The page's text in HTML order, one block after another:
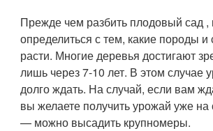
Прежде чем разбить плодовый сад ,
определиться с тем, какие породы и
расти. Многие деревья достигают
лишь через 7-10 лет. В этом случае
долго ждать. На случай, если вам
вы желаете получить урожай уже
— можно высадить крупномеры.